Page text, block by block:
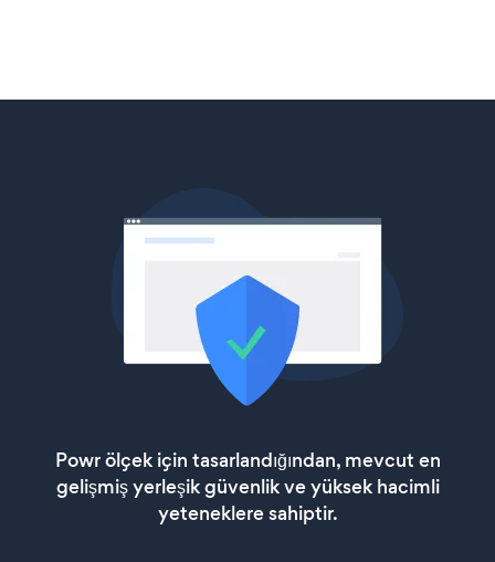
Powr ölçek için tasarlandığından, mevcut en
gelişmiş yerleşik güvenlik ve yüksek hacimli
yeteneklere sahiptir.